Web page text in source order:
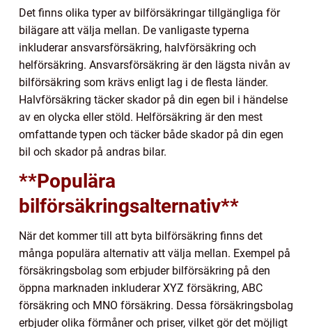
Det finns olika typer av bilförsäkringar tillgängliga för
bilägare att välja mellan. De vanligaste typerna
inkluderar ansvarsförsäkring, halvförsäkring och
helförsäkring. Ansvarsförsäkring är den lägsta nivån av
bilförsäkring som krävs enligt lag i de flesta länder.
Halvförsäkring täcker skador på din egen bil i händelse
av en olycka eller stöld. Helförsäkring är den mest
omfattande typen och täcker både skador på din egen
bil och skador på andras bilar.
**Populära
bilförsäkringsalternativ**
När det kommer till att byta bilförsäkring finns det
många populära alternativ att välja mellan. Exempel på
försäkringsbolag som erbjuder bilförsäkring på den
öppna marknaden inkluderar XYZ försäkring, ABC
försäkring och MNO försäkring. Dessa försäkringsbolag
erbjuder olika förmåner och priser, vilket gör det möjligt